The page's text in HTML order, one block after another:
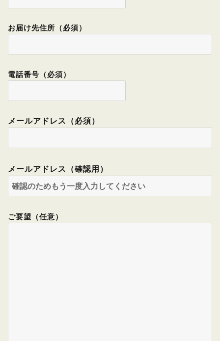
お届け先住所（必須）
電話番号（必須）
メールアドレス（必須）
メールアドレス（確認用）
ご要望（任意）